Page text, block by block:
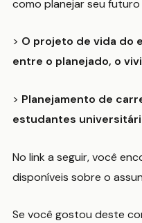
como planejar seu
> O projeto de vida do
entre o planejado, o
> Planejamento de
estudantes
No link a seguir, você
disponíveis sobre o
Se você gostou deste